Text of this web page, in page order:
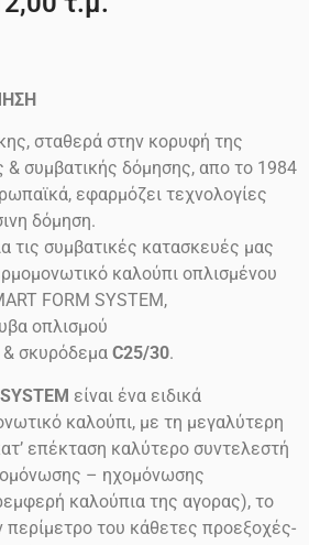
σταθερά στην κορυφή της
συμβατικής δόμησης, απο το 1984
εφαρμόζει τεχνολογίες
δόμηση.
τις συμβατικές κατασκευές μας
καλούπι οπλισμένου
FORM SYSTEM,
οπλισμού
& σκυρόδεμα C25/30.
είναι ένα ειδικά
καλούπι, με τη μεγαλύτερη
επέκταση καλύτερο συντελεστή
– ηχομόνωσης
καλούπια της αγορας), το
περίμετρο του κάθετες προεξοχές-